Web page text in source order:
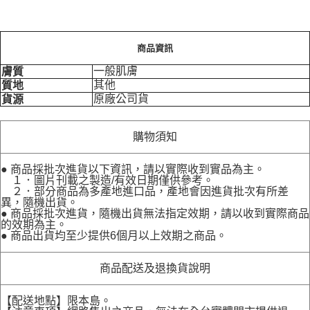
商品資訊
膚質
一般肌膚
質地
其他
貨源
原廠公司貨
購物須知
● 商品採批次進貨以下資訊，請以實際收到實品為主。
１．圖片刊載之製造/有效日期僅供參考。
２．部分商品為多產地進口品，產地會因進貨批次有所差
異，隨機出貨。
● 商品採批次進貨，隨機出貨無法指定效期，請以收到實際商品
的效期為主。
● 商品出貨均至少提供6個月以上效期之商品。
商品配送及退換貨說明
【配送地點】限本島。